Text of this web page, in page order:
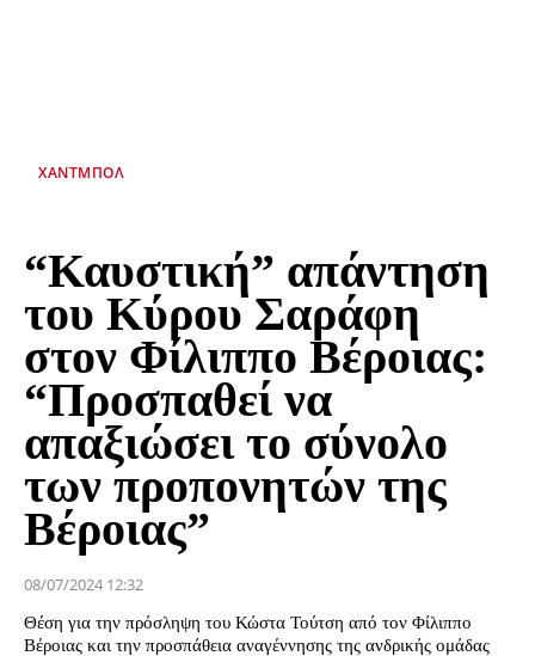
ΧΆΝΤΜΠΟΛ
“Καυστική” απάντηση
του Κύρου Σαράφη
στον Φίλιππο Βέροιας:
“Προσπαθεί να
απαξιώσει το σύνολο
των προπονητών της
Βέροιας”
08/07/2024 12:32
Θέση για την πρόσληψη του Κώστα Τούτση από τον Φίλιππο
Βέροιας και την προσπάθεια αναγέννησης της ανδρικής ομάδας